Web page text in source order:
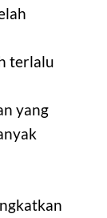
terlalu
yang